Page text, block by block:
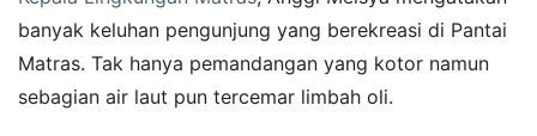
banyak keluhan pengunjung yang berekreasi di Pantai
Matras. Tak hanya pemandangan yang kotor namun
sebagian air laut pun tercemar limbah oli.